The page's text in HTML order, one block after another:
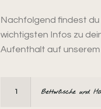
Nachfolgend findest du
wichtigsten Infos zu
Aufenthalt auf
1 Bettwäsche und